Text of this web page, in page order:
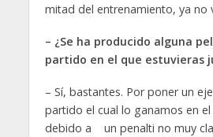
mitad del entrenamiento, ya no
– ¿Se ha producido alguna
partido en el que estuvieras
– Sí, bastantes. Por poner un
partido el cual lo ganamos en
debido a un penalti no muy